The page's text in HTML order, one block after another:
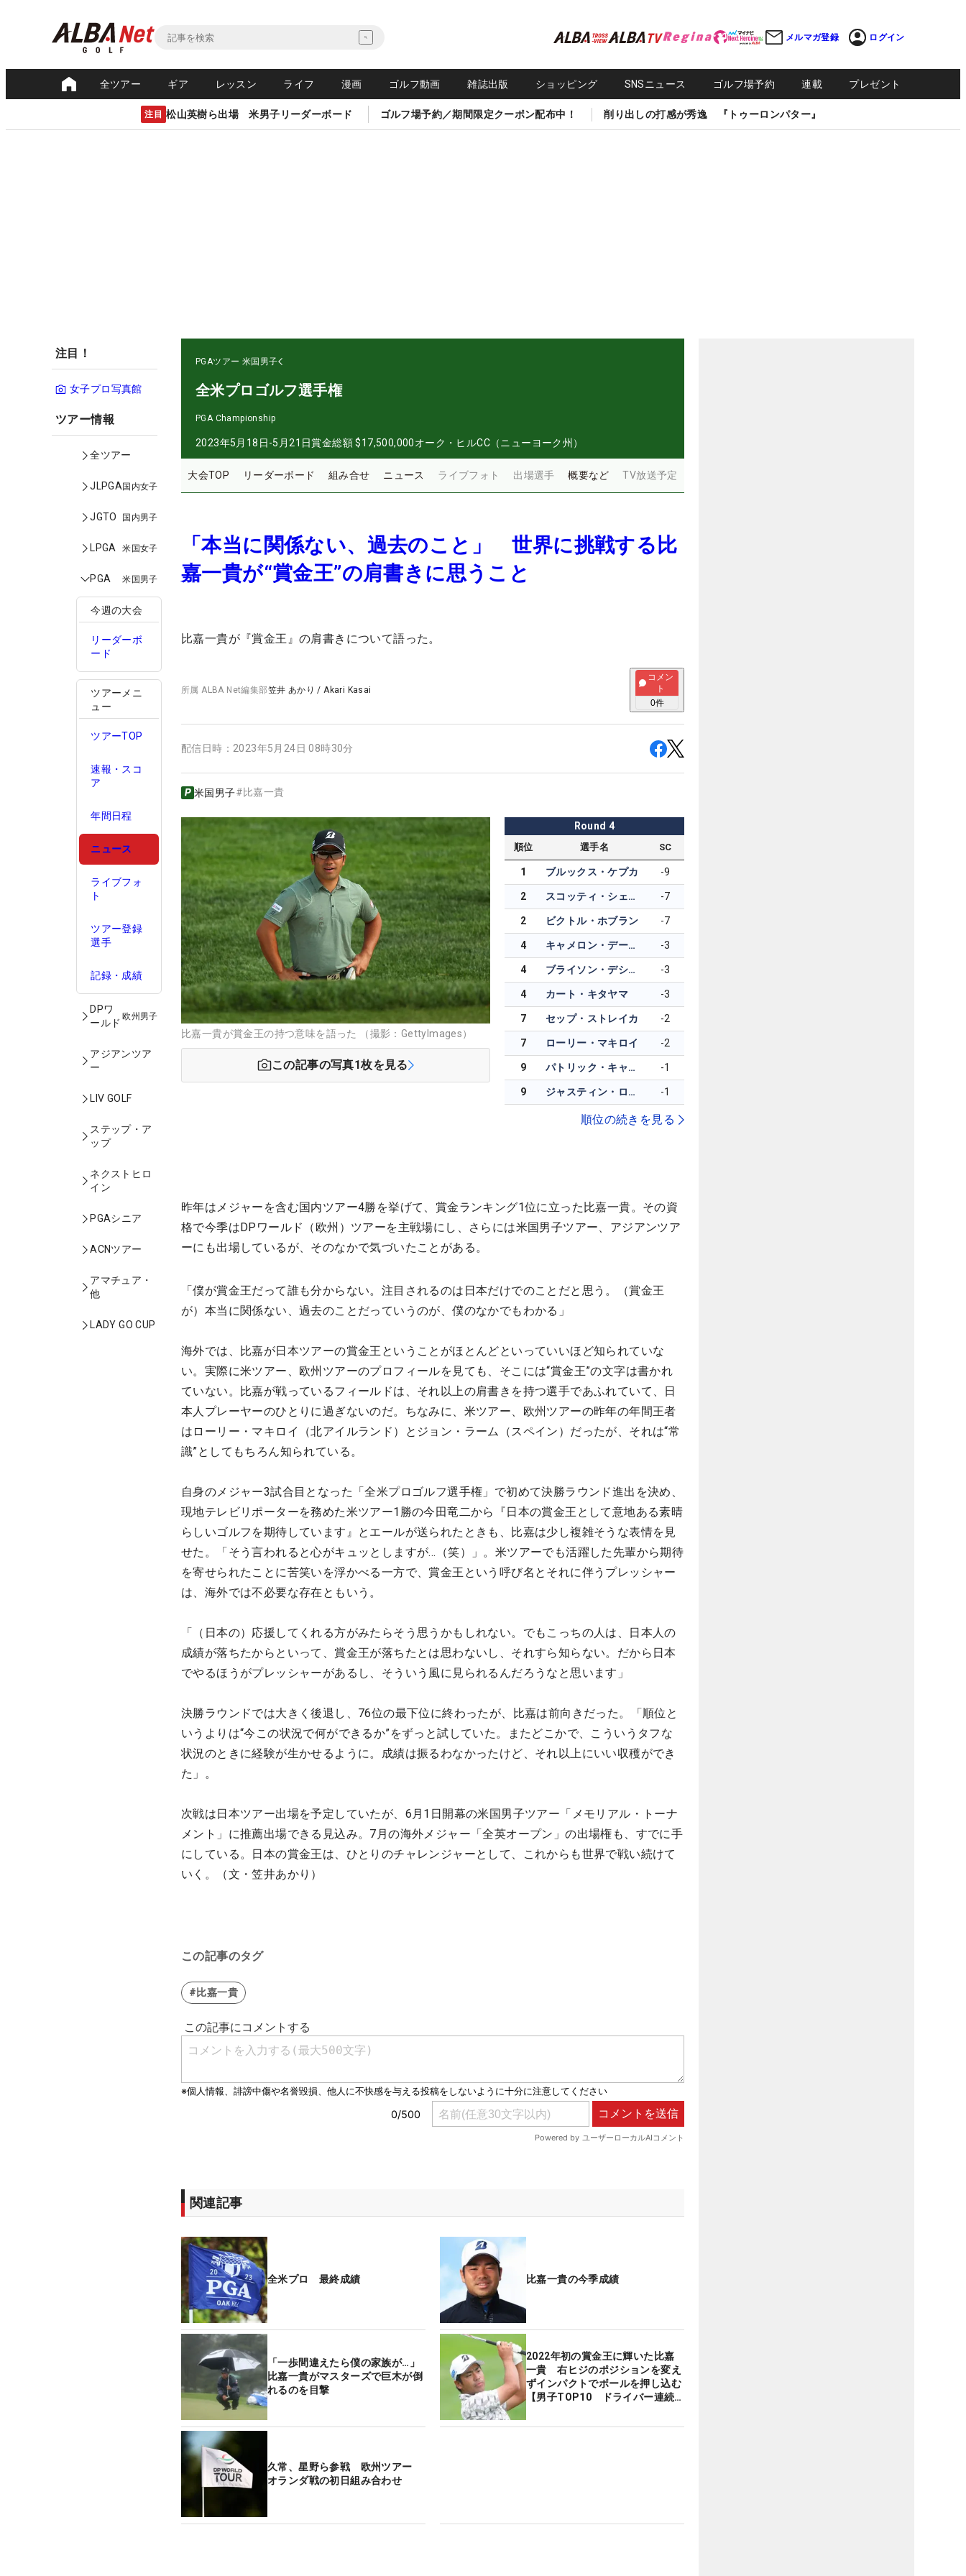
メルマガ登録 ログイン
全ツアー ギア レッスン ライフ 漫画 ゴルフ動画 雑誌出版 ショッピング SNSニュース ゴルフ場予約 連載 プレゼント
注目 松山英樹ら出場 米男子リーダーボード ゴルフ場予約／期間限定クーポン配布中！ 削り出しの打感が秀逸 『トゥーロンパター』
注目！
女子プロ写真館
ツアー情報
全ツアー
JLPGA国内女子
JGTO 国内男子
LPGA 米国女子
PGA 米国男子
今週の大会
リーダーボ
ード
ツアーメニ
ュー
ツアーTOP
速報・スコ
ア
年間日程
ニュース
ライブフォ
ト
ツアー登録
選手
記録・成績
DPワ
ールド
欧州男子
アジアンツア
ー
LIV GOLF
ステップ・ア
ップ
ネクストヒロ
イン
PGAシニア
ACNツアー
アマチュア・
他
LADY GO CUP
PGAツアー 米国男子
全米プロゴルフ選手権
PGA Championship
2023年5月18日-5月21日賞金総額 $17,500,000オーク・ヒルCC（ニューヨーク州）
大会TOP リーダーボード 組み合せ ニュース ライブフォト 出場選手 概要など TV放送予定
「本当に関係ない、過去のこと」 世界に挑戦する比
嘉一貴が“賞金王”の肩書きに思うこと
比嘉一貴が『賞金王』の肩書きについて語った。
所属ALBA Net編集部笠井 あかり /Akari Kasai
コメン
ト
0件
配信日時： 2023年5月24日 08時30分
米国男子#比嘉一貴
比嘉一貴が賞金王の持つ意味を語った （撮影：GettyImages）
この記事の写真1枚を見る
Round 4
順位 選手名 SC
1 ブルックス・ケプカ -9
2 スコッティ・シェフラー -7
2 ビクトル・ホブラン -7
4 キャメロン・デービス -3
4 ブライソン・デシャンボー -3
4 カート・キタヤマ -3
7 セップ・ストレイカ -2
7 ローリー・マキロイ -2
9 パトリック・キャントレー -1
9 ジャスティン・ローズ -1
順位の続きを見る
昨年はメジャーを含む国内ツアー4勝を挙げて、賞金ランキング1位に立った比嘉一貴。その資
格で今季はDPワールド（欧州）ツアーを主戦場にし、さらには米国男子ツアー、アジアンツア
ーにも出場しているが、そのなかで気づいたことがある。
「僕が賞金王だって誰も分からない。注目されるのは日本だけでのことだと思う。（賞金王
が）本当に関係ない、過去のことだっていうのが、僕のなかでもわかる」
海外では、比嘉が日本ツアーの賞金王ということがほとんどといっていいほど知られていな
い。実際に米ツアー、欧州ツアーのプロフィールを見ても、そこには“賞金王”の文字は書かれ
ていない。比嘉が戦っているフィールドは、それ以上の肩書きを持つ選手であふれていて、日
本人プレーヤーのひとりに過ぎないのだ。ちなみに、米ツアー、欧州ツアーの昨年の年間王者
はローリー・マキロイ（北アイルランド）とジョン・ラーム（スペイン）だったが、それは“常
識”としてもちろん知られている。
自身のメジャー3試合目となった「全米プロゴルフ選手権」で初めて決勝ラウンド進出を決め、
現地テレビリポーターを務めた米ツアー1勝の今田竜二から『日本の賞金王として意地ある素晴
らしいゴルフを期待しています』とエールが送られたときも、比嘉は少し複雑そうな表情を見
せた。「そう言われると心がキュッとしますが…（笑）」。米ツアーでも活躍した先輩から期待
を寄せられたことに苦笑いを浮かべる一方で、賞金王という呼び名とそれに伴うプレッシャー
は、海外では不必要な存在ともいう。
「（日本の）応援してくれる方がみたらそう思うかもしれない。でもこっちの人は、日本人の
成績が落ちたからといって、賞金王が落ちたとは思わないし、それすら知らない。だから日本
でやるほうがプレッシャーがあるし、そういう風に見られるんだろうなと思います」
決勝ラウンドでは大きく後退し、76位の最下位に終わったが、比嘉は前向きだった。「順位と
いうよりは“今この状況で何ができるか”をずっと試していた。またどこかで、こういうタフな
状況のときに経験が生かせるように。成績は振るわなかったけど、それ以上にいい収穫ができ
た」。
次戦は日本ツアー出場を予定していたが、6月1日開幕の米国男子ツアー「メモリアル・トーナ
メント」に推薦出場できる見込み。7月の海外メジャー「全英オープン」の出場権も、すでに手
にしている。日本の賞金王は、ひとりのチャレンジャーとして、これからも世界で戦い続けて
いく。（文・笠井あかり）
この記事のタグ
#比嘉一貴
関連記事
全米プロ 最終成績 比嘉一貴の今季成績
「一歩間違えたら僕の家族が…」
比嘉一貴がマスターズで巨木が倒
れるのを目撃
2022年初の賞金王に輝いた比嘉
一貴 右ヒジのポジションを変え
ずインパクトでボールを押し込む
【男子TOP10 ドライバー連続
久常、星野ら参戦 欧州ツアー
オランダ戦の初日組み合わせ